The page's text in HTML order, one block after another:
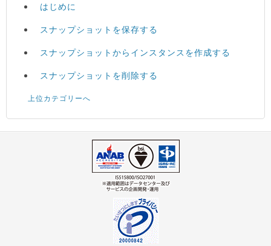
はじめに
スナップショットを保存する
スナップショットからインスタンスを作成する
スナップショットを削除する
上位カテゴリーへ